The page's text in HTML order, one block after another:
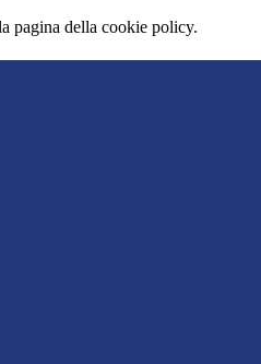
pagina della cookie policy.